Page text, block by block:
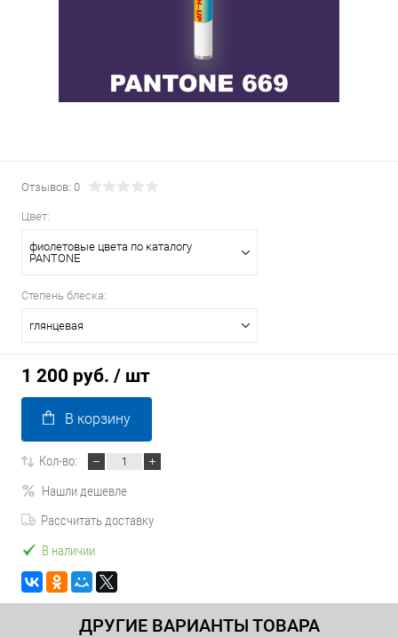
Отзывов: 0
Цвет:
фиолетовые цвета по каталогу
PANTONE
Степень блеска:
глянцевая
1 200 руб. / шт
В корзину
Кол-во:
Нашли дешевле
Рассчитать доставку
В наличии
ДРУГИЕ ВАРИАНТЫ ТОВАРА